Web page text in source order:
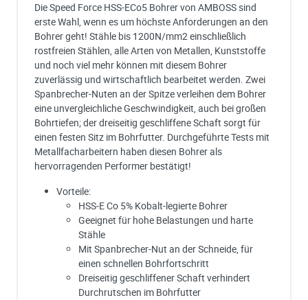
Die Speed Force HSS-ECo5 Bohrer von AMBOSS sind
erste Wahl, wenn es um höchste Anforderungen an den
Bohrer geht! Stähle bis 1200N/mm2 einschließlich
rostfreien Stählen, alle Arten von Metallen, Kunststoffe
und noch viel mehr können mit diesem Bohrer
zuverlässig und wirtschaftlich bearbeitet werden. Zwei
Spanbrecher-Nuten an der Spitze verleihen dem Bohrer
eine unvergleichliche Geschwindigkeit, auch bei großen
Bohrtiefen; der dreiseitig geschliffene Schaft sorgt für
einen festen Sitz im Bohrfutter. Durchgeführte Tests mit
Metallfacharbeitern haben diesen Bohrer als
hervorragenden Performer bestätigt!
Vorteile:
HSS-E Co 5% Kobalt-legierte Bohrer
Geeignet für hohe Belastungen und harte
Stähle
Mit Spanbrecher-Nut an der Schneide, für
einen schnellen Bohrfortschritt
Dreiseitig geschliffener Schaft verhindert
Durchrutschen im Bohrfutter